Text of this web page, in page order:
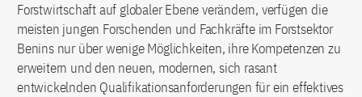
Forstwirtschaft auf globaler Ebene verändern, verfügen die
meisten jungen Forschenden und Fachkräfte im Forstsektor
Benins nur über wenige Möglichkeiten, ihre Kompetenzen zu
erweitern und den neuen, modernen, sich rasant
entwickelnden Qualifikationsanforderungen für ein effektives